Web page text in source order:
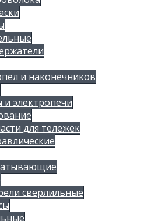
и наконечников
электропечи
для тележек
сверлильные